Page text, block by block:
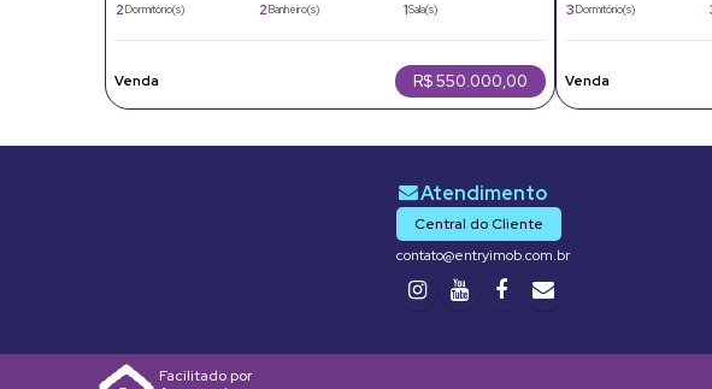
R$550.000,00
2Dormitório(s) 2Banheiro(s) 1Sala(s)
3Dormitório(s)
Central do Cliente
contato@entryimob.com.br